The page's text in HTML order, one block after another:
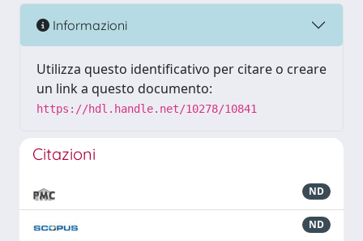
Informazioni
Utilizza questo identificativo per citare o creare
un link a questo documento:
https://hdl.handle.net/10278/10841
Citazioni
ND
ND